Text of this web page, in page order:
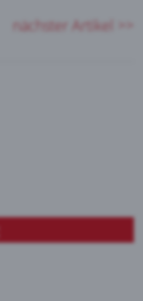
nächster Artikel >>